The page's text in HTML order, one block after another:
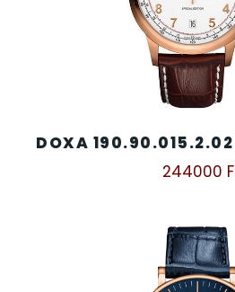
DOXA 190.90.015.2.02
244000